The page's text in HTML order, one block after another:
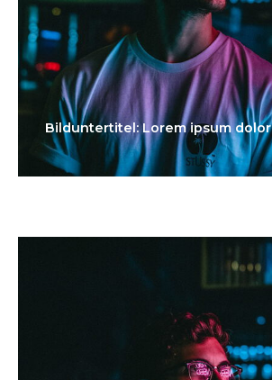
Bilduntertitel: Lorem ipsum dolor